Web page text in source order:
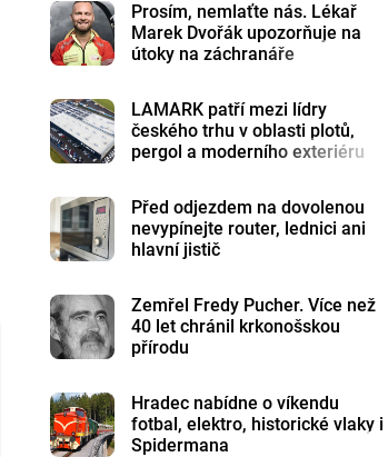
Prosím, nemlaťte nás. Lékař
Marek Dvořák upozorňuje na
útoky na záchranáře
LAMARK patří mezi lídry
českého trhu v oblasti plotů,
pergol a moderního exteriéru
Před odjezdem na dovolenou
nevypínejte router, lednici ani
hlavní jistič
Zemřel Fredy Pucher. Více než
40 let chránil krkonošskou
přírodu
Hradec nabídne o víkendu
fotbal, elektro, historické vlaky i
Spidermana